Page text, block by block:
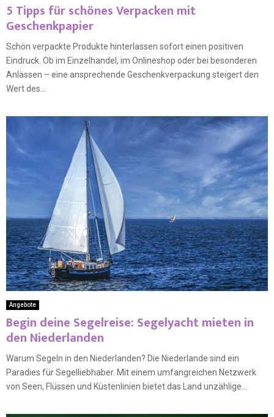
5 Tipps für schönes Verpacken mit
Geschenkpapier
Schön verpackte Produkte hinterlassen sofort einen positiven
Eindruck. Ob im Einzelhandel, im Onlineshop oder bei besonderen
Anlässen – eine ansprechende Geschenkverpackung steigert den
Wert des...
Angebote
Begin deine Segelreise: Segelyacht mieten in
den Niederlanden
Warum Segeln in den Niederlanden? Die Niederlande sind ein
Paradies für Segelliebhaber. Mit einem umfangreichen Netzwerk
von Seen, Flüssen und Küstenlinien bietet das Land unzählige...